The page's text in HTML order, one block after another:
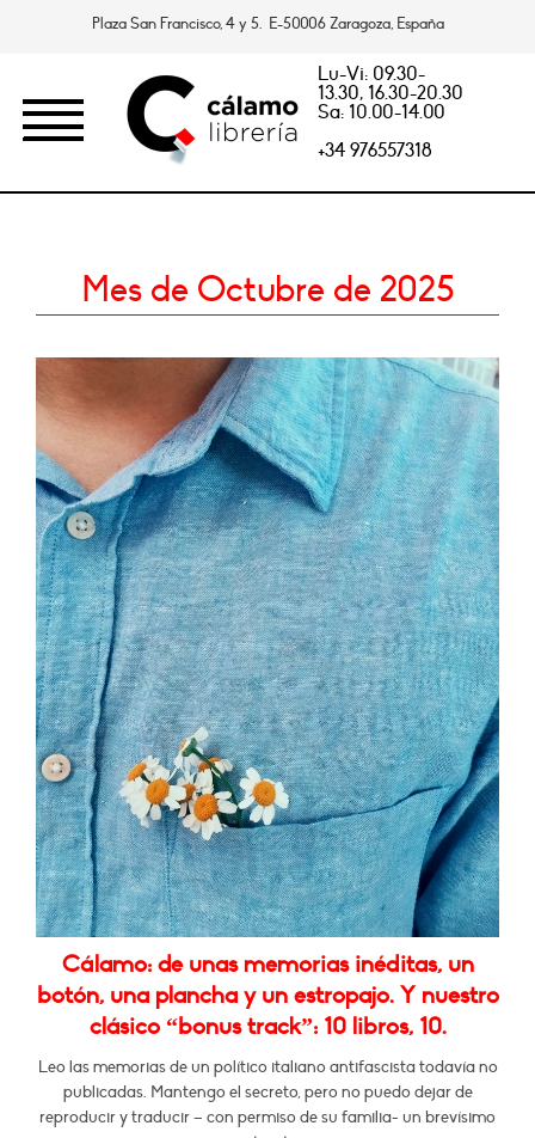
Plaza San Francisco, 4 y 5. E-50006 Zaragoza, España
Lu-Vi: 09.30-
13.30, 16.30-20.30
Sa: 10.00-14.00
+34 976557318
Mes de Octubre de 2025
Cálamo: de unas memorias inéditas, un
botón, una plancha y un estropajo. Y nuestro
clásico “bonus track”: 10 libros, 10.
Leo las memorias de un político italiano antifascista todavía no
publicadas. Mantengo el secreto, pero no puedo dejar de
reproducir y traducir – con permiso de su familia- un brevísimo